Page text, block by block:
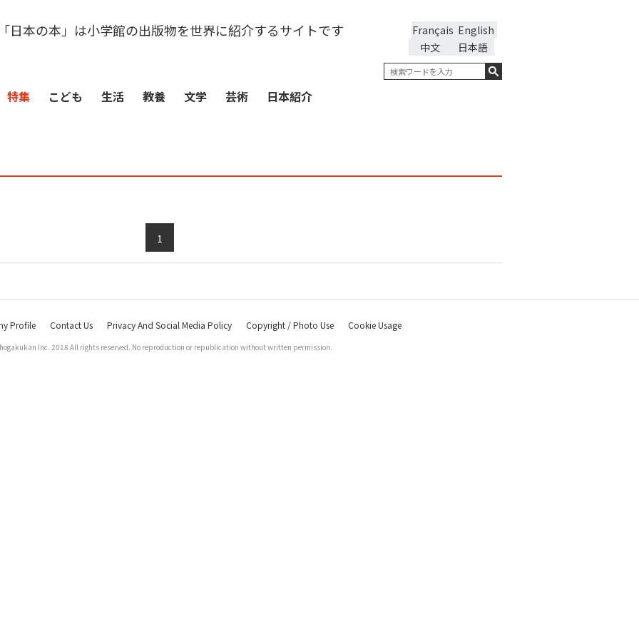
「日本の本」は小学館の出版物を世界に紹介するサイトです English
Français
日本語
中文
特集 こども 生活 教養 文学 芸術 日本紹介
1
Profile Contact Us Privacy And Social Media Policy Copyright / Photo Use Cookie Usage
Inc. 2018 All rightsreserved. No reproduction or republication without written permission.